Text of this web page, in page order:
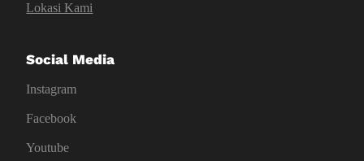
Lokasi Kami
Social Media
Instagram
Facebook
Youtube